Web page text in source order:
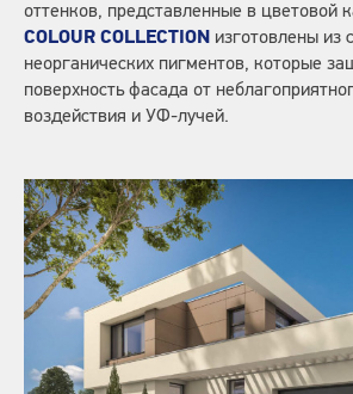
оттенков, представленные в цветовой
COLOUR COLLECTION изготовлены из
неорганических пигментов, которые
поверхность фасада от
воздействия и УФ-лучей.